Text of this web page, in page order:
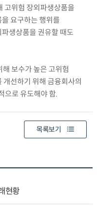
고위험 장외파생상품을
요구하는 행위를
생상품을 권유할 때도
보수가 높은 고위험
선하기 위해 금융회사의
으로 유도해야 함.
목록보기
현황